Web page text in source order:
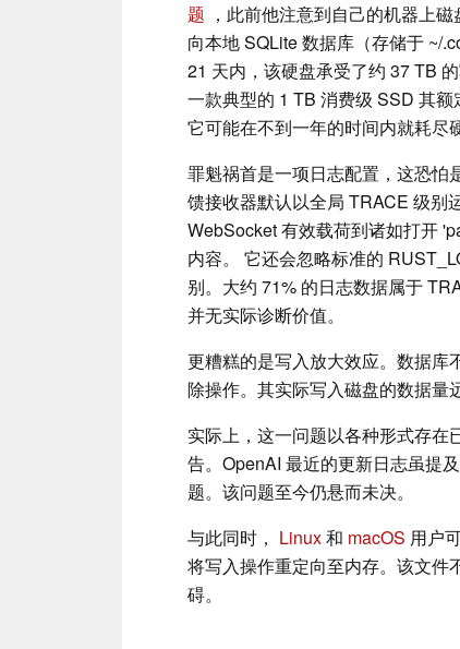
题 ，此前他注意到自己的机器上
向本地 SQLite 数据库（存储于 ~/
21 天内，该硬盘承受了约 37 TB
一款典型的 1 TB 消费级 SSD 其
它可能在不到一年的时间内就耗尽
罪魁祸首是一项日志配置，这恐怕
馈接收器默认以全局 TRACE 级
WebSocket 有效载荷到诸如打开
内容。 它还会忽略标准的
别。大约 71% 的日志数据属于
并无实际诊断价值。
更糟糕的是写入放大效应。数据库
除操作。其实际写入磁盘的数据量
实际上，这一问题以各种形式存在
告。OpenAI 最近的更新日志虽提
题。该问题至今仍悬而未决。
与此同时， Linux和 macOS 用户
将写入操作重定向至内存。该文件
碍。